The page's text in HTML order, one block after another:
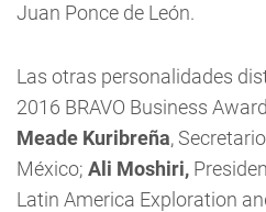
Juan Ponce de León.
Las otras personalidades
2016 BRAVO Business
Meade Kuribreña,
México; Ali Moshiri,
Latin America Exploration